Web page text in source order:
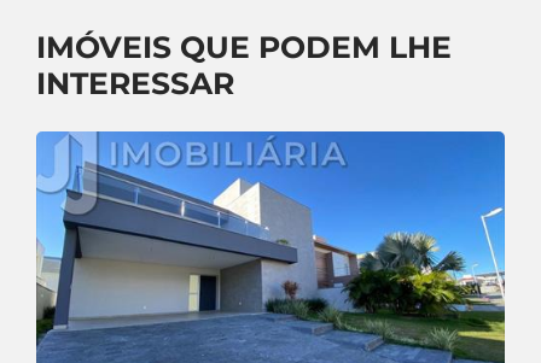
IMÓVEIS QUE PODEM LHE
INTERESSAR